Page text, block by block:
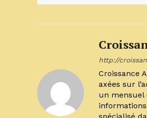
http://
Croissance
axées sur
un mensuel